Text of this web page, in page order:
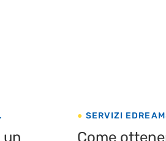
un
SERVIZI
Come